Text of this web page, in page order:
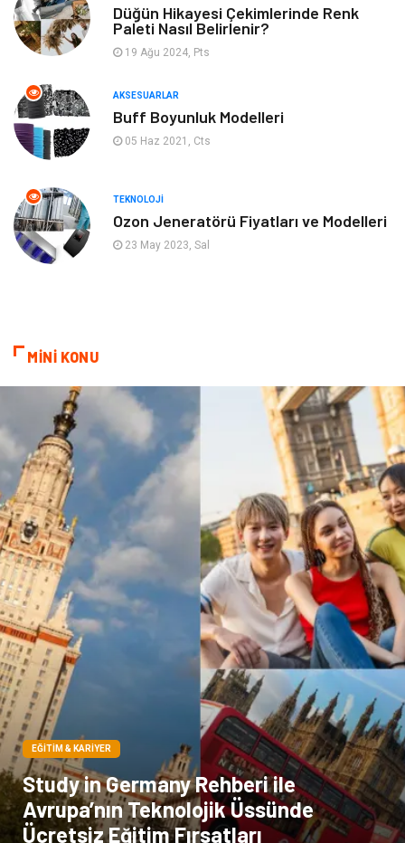
Gençlik & Eğlence Keyif & Hobi
Aksesuarlar
Mobilya
Gayrimenkul
Ev İşleri
Astroloji
Kına Gecesi
Sigorta Veteriner
kadınlar ve takı sağlık
Spor Malzemeleri
Düğün Hikayesi Çekimlerinde Renk
Paleti Nasıl Belirlenir?
19 Ağu 2024, Pts
AKSESUARLAR
Buff Boyunluk Modelleri
05 Haz 2021, Cts
TEKNOLOJI
Ozon Jeneratörü Fiyatları ve Modelleri
23 May 2023, Sal
MİNİ KONU
EĞITIM & KARIYER
Study in Germany Rehberi ile
Avrupa’nın Teknolojik Üssünde
Ücretsiz Eğitim Fırsatları